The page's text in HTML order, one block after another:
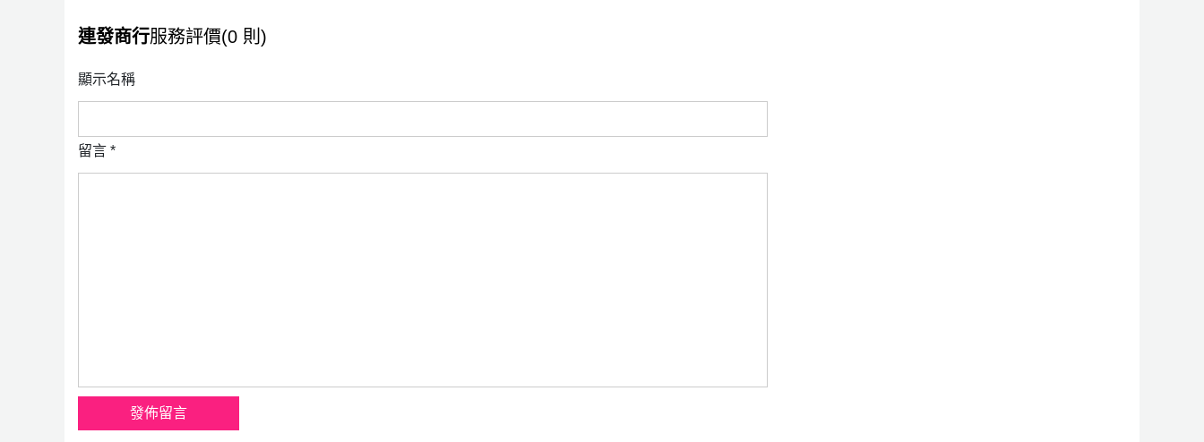
連發商行服務評價(0 則)
顯示名稱
留言 *